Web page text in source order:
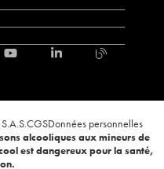
CGSDonnées personnelles
alcooliques aux mineurs de
est dangereux pour la santé,